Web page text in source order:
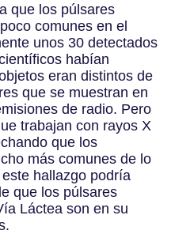
que los púlsares
comunes en el
unos 30 detectados
habían
eran distintos de
que se muestran en
de radio. Pero
trabajan con rayos X
que los
más comunes de lo
hallazgo podría
que los púlsares
Láctea son en su